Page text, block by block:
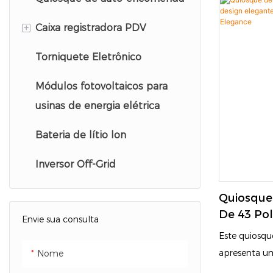
Cabine de fotos
+ Caixa registradora PDV
Quiosque de auto-check-out
Quiosques de varejo
Torniquete Eletrônico
Módulos fotovoltaicos para
usinas de energia elétrica
Bateria de lítio lon
Inversor Off-Grid
Envie sua consulta
Nome
facial com
repartições
De 43
Elegante
Este
apresenta